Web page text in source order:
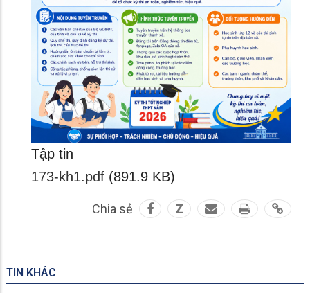
Tập tin
173-kh1.pdf (891.9 KB)
Chia sẻ Z
TIN KHÁC